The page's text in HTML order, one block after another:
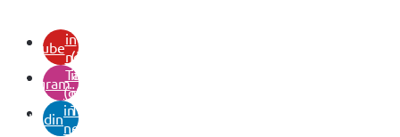
youtubein
neuem
Tab)
instagram
(öffnet
in
neuem
Tab)
linkedin
(öffnet
in
neuem